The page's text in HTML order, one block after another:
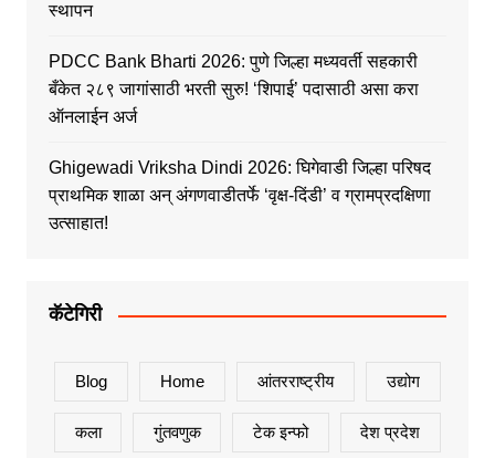
स्थापन
PDCC Bank Bharti 2026: पुणे जिल्हा मध्यवर्ती सहकारी
बँकेत २८९ जागांसाठी भरती सुरु! ‘शिपाई’ पदासाठी असा करा
ऑनलाईन अर्ज
Ghigewadi Vriksha Dindi 2026: घिगेवाडी जिल्हा परिषद
प्राथमिक शाळा अन् अंगणवाडीतर्फे ‘वृक्ष-दिंडी’ व ग्रामप्रदक्षिणा
उत्साहात!
कॅटेगिरी
Blog Home आंतरराष्ट्रीय उद्योग
कला गुंतवणुक टेक इन्फो देश प्रदेश